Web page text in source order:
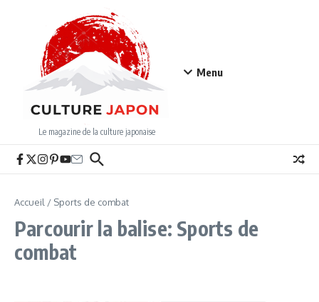
Le magazine de la culture japonaise
Menu
Accueil / Sports de combat
Parcourir la balise: Sports de
combat